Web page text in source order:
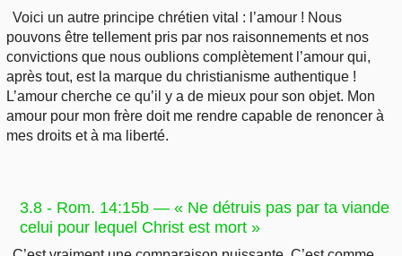
Voici un autre principe chrétien vital : l’amour ! Nous
pouvons être tellement pris par nos raisonnements et nos
convictions que nous oublions complètement l’amour qui,
après tout, est la marque du christianisme authentique !
L’amour cherche ce qu’il y a de mieux pour son objet. Mon
amour pour mon frère doit me rendre capable de renoncer à
mes droits et à ma liberté.
3.8 - Rom. 14:15b — « Ne détruis pas par ta viande
celui pour lequel Christ est mort »